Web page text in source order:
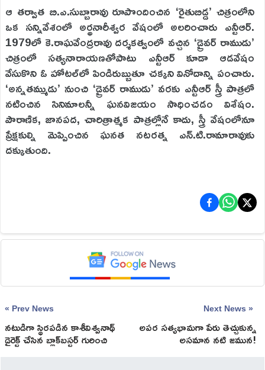
ఆ తర్వాత బి.ఎ.సుబ్బారావు రూపొందించిన ‘రైతుబిడ్డ’ చిత్రంలోని
ఒక సన్నివేశంలో అర్థనారీశ్వర వేషంలో అలరించారు ఎన్టీఆర్‌.
1979లో కె.రాఘవేంద్రరావు దర్శకత్వంలో వచ్చిన ‘డ్రైవర్‌ రాముడు’
చిత్రంలో సత్యనారాయణతోపాటు ఎన్టీఆర్‌ కూడా ఆడవేషం
వేసుకొని ఓ హోటల్‌లో పిండిరుబ్బుతూ చక్కని వినోదాన్ని పంచారు.
‘అన్నతమ్ముడు’ నుంచి ‘డ్రైవర్‌ రాముడు’ వరకు ఎన్టీఆర్‌ స్త్రీ పాత్రలో
నటించిన సినిమాలన్నీ ఘనవిజయం సాధించడం విశేషం.
పౌరాణిక, జానపద, చారిత్రాత్మక పాత్రల్లోనే కాదు, స్త్రీ వేషంలోనూ
ప్రేక్షకుల్ని మెప్పించిన ఘనత నటరత్న ఎన్‌.టి.రామారావుకు
దక్కుతుంది.
« Prev News
నటుడిగా స్థిరపడిన కాశీవిశ్వనాథ్‌
డైరెక్ట్‌ చేసిన బ్లాక్‌బస్టర్‌ గురించి
మీకు తెలుసా?
Next News »
అపర సత్యభామగా పేరు తెచ్చుకున్న
అసమాన నటి జమున!